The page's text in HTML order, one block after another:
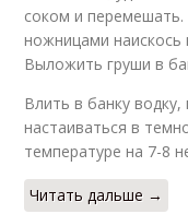
соком и
ножницами наискось
Выложить груши в
Влить в банку
настаиваться в
температуре на 7-8
Читать дальше →